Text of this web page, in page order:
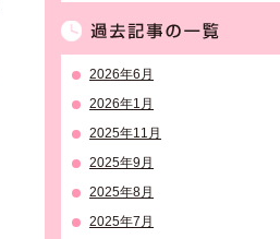
2026年6月
2026年1月
2025年11月
2025年9月
2025年8月
2025年7月